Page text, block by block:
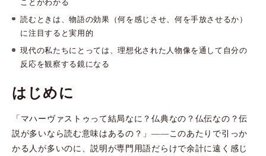
読むときは、物語の効果（何を感じさせ、何を手放させるか）
に注目すると実用的
現代の私たちにとっては、理想化された人物像を通して自分の
反応を観察する鏡になる
はじめに
「マハーヴァストゥって結局なに？仏典なの？仏伝なの？伝
説が多いなら読む意味はあるの？」——このあたりで引っか
かる人が多いのに、説明が専門用語だらけで余計に遠く感じ